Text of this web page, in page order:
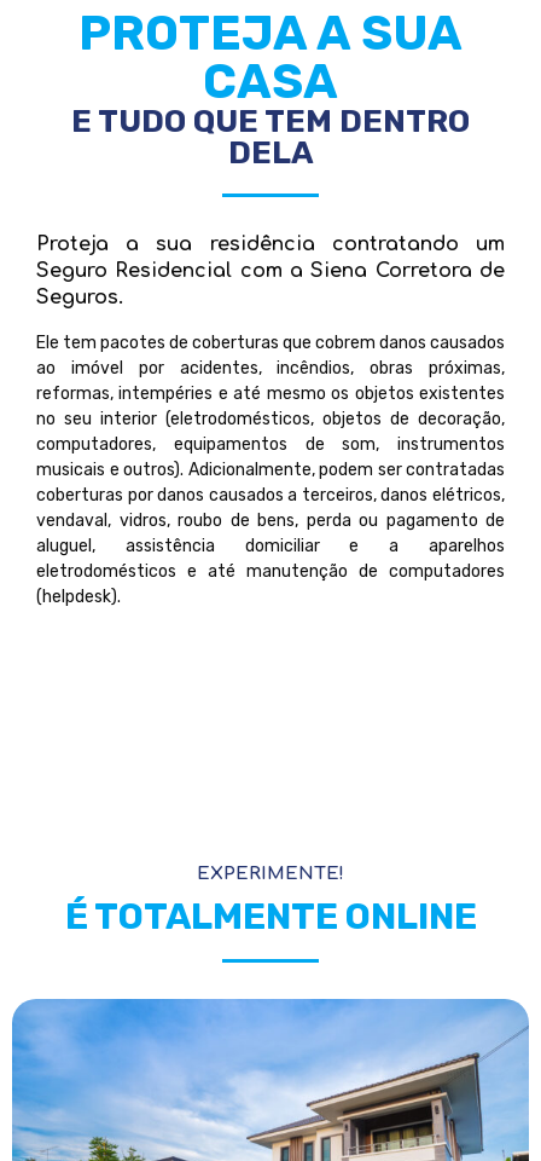
PROTEJA A SUA
CASA
E TUDO QUE TEM DENTRO
DELA
Proteja a sua residência contratando um
Seguro Residencial com a Siena Corretora de
Seguros.
Ele tem pacotes de coberturas que cobrem danos causados
ao imóvel por acidentes, incêndios, obras próximas,
reformas, intempéries e até mesmo os objetos existentes
no seu interior (eletrodomésticos, objetos de decoração,
computadores, equipamentos de som, instrumentos
musicais e outros). Adicionalmente, podem ser contratadas
coberturas por danos causados a terceiros, danos elétricos,
vendaval, vidros, roubo de bens, perda ou pagamento de
aluguel, assistência domiciliar e a aparelhos
eletrodomésticos e até manutenção de computadores
(helpdesk).
EXPERIMENTE!
É TOTALMENTE ONLINE